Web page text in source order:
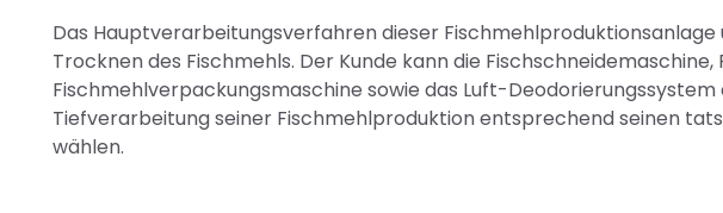
Das Hauptverarbeitungsverfahren dieser Fischmehlproduktionsanlage
Trocknen des Fischmehls. Der Kunde kann die
Fischmehlverpackungsmaschine sowie das Luft-
Tiefverarbeitung seiner Fischmehlproduktion entsprechend seinen
wählen.